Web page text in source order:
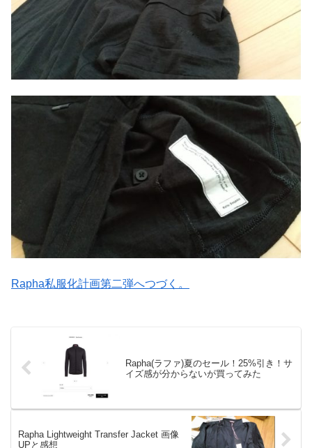
Rapha私服化計画第二弾へつづく。
Rapha(ラファ)夏のセール！25%引き！サ
イズ感が分からないが買ってみた
Rapha Lightweight Transfer Jacket 画像
UPと感想